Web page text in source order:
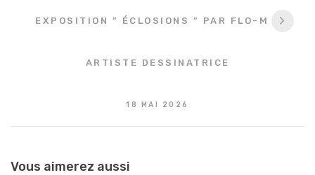
EXPOSITION ” ÉCLOSIONS ” PAR FLO-M –
ARTISTE DESSINATRICE
18 MAI 2026
Vous aimerez aussi